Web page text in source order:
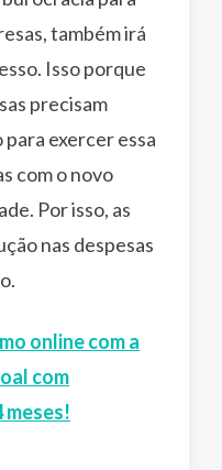
também irá
Isso porque
precisam
exercer essa
com o novo
Por isso, as
nas despesas
online com a
com
meses!